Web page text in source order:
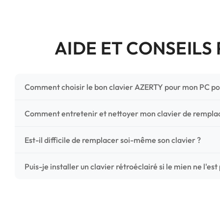
AIDE ET CONSEILS
Comment choisir le bon clavier AZERTY pour mon PC
Pour ne pas vous tromper, vérifiez trois points critiques
Comment entretenir et nettoyer mon clavier de
Un entretien régulier prolonge la vie de vos touches.
Est-il difficile de remplacer soi-même son clavier ?
C'est une réparation accessible et très économique !
Puis-je installer un clavier rétroéclairé si le mien ne l'est